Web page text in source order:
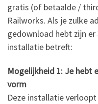
gratis (of betaalde /
Railworks. Als je zulke
gedownload hebt zijn
installatie betreft:
Mogelijkheid 1: Je hebt
vorm
Deze installatie